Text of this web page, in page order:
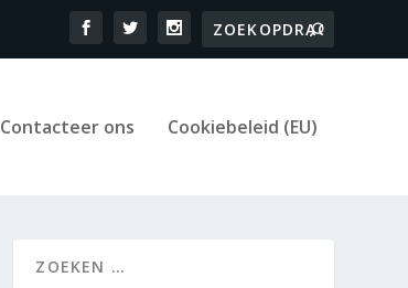
Contacteer ons Cookiebeleid (EU)